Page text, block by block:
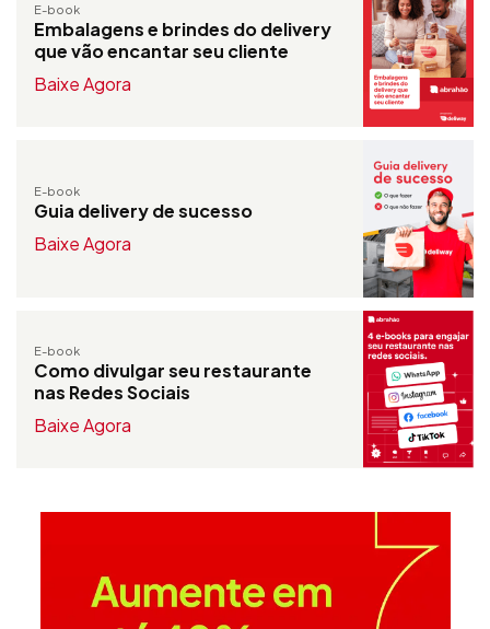
E-book
Embalagens e brindes do delivery
que vão encantar seu cliente
Baixe Agora
E-book
Guia delivery de sucesso
Baixe Agora
E-book
Como divulgar seu restaurante
nas Redes Sociais
Baixe Agora